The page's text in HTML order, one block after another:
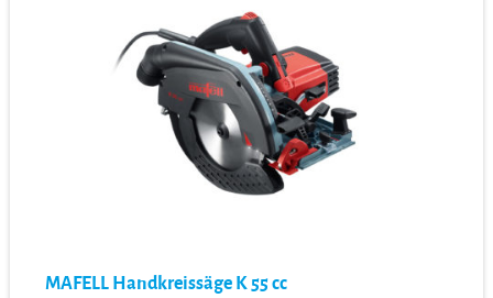
MAFELL Handkreissäge K 55 cc